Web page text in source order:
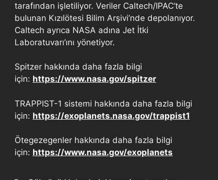
tarafından işletiliyor. Veriler Caltech/IPAC’te
bulunan Kızılötesi Bilim Arşivi’nde depolanıyor.
Caltech ayrıca NASA adına Jet İtki
Laboratuvarı’ını yönetiyor.
Spitzer hakkında daha fazla bilgi
için: https://www.nasa.gov/spitzer
TRAPPIST-1 sistemi hakkında daha fazla bilgi
için: https://exoplanets.nasa.gov/trappist1
Ötegezegenler hakkında daha fazla bilgi
için: https://www.nasa.gov/exoplanets